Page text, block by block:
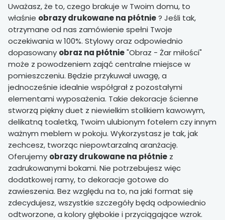
Uważasz, że to, czego brakuje w Twoim domu, to
właśnie obrazy drukowane na płótnie? Jeśli tak,
otrzymane od nas zamówienie spełni Twoje
oczekiwania w 100%. Stylowy oraz odpowiednio
dopasowany obraz na płótnie"Obraz - Żar miłości"
może z powodzeniem zająć centralne miejsce w
pomieszczeniu. Będzie przykuwał uwagę, a
jednocześnie idealnie współgrał z pozostałymi
elementami wyposażenia. Takie dekoracje ścienne
stworzą piękny duet z niewielkim stolikiem kawowym,
delikatną toaletką, Twoim ulubionym fotelem czy innym
ważnym meblem w pokoju. Wykorzystasz je tak, jak
zechcesz, tworząc niepowtarzalną aranżację.
Oferujemy obrazy drukowane na płótnie z
zadrukowanymi bokami. Nie potrzebujesz więc
dodatkowej ramy, to dekoracje gotowe do
zawieszenia. Bez względu na to, na jaki format się
zdecydujesz, wszystkie szczegóły będą odpowiednio
odtworzone, a kolory głębokie i przyciągające wzrok.